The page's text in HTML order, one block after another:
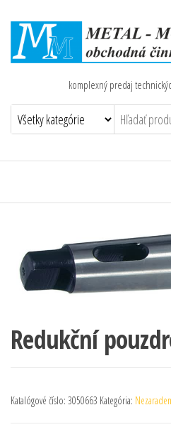
komplexný predaj
Redukční
Katalógové číslo: 3050663 Kategória: